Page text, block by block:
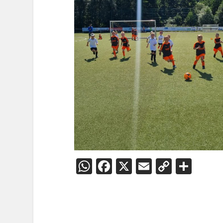
WhatsApp
Facebook
X EmailCopy